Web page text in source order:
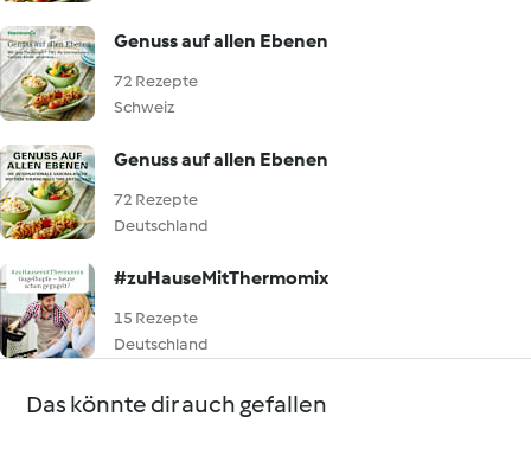
Genuss auf allen Ebenen
72 Rezepte
Schweiz
Genuss auf allen Ebenen
72 Rezepte
Deutschland
#zuHauseMitThermomix
15 Rezepte
Deutschland
Das könnte dir auch gefallen